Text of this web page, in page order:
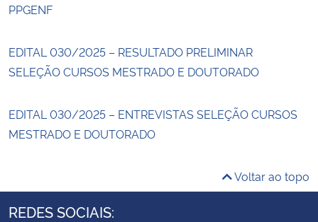
PPGENF
EDITAL 030/2025 – RESULTADO PRELIMINAR
SELEÇÃO CURSOS MESTRADO E DOUTORADO
EDITAL 030/2025 – ENTREVISTAS SELEÇÃO CURSOS
MESTRADO E DOUTORADO
Voltar ao topo
REDES SOCIAIS: